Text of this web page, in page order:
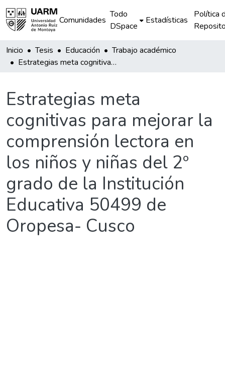
Comunidades
Todo
DSpace
Estadísticas
Política
Inicio Tesis Educación
Trabajo académico
Estrategias meta cognitivas para mejorar la comprensión lectora en los niños y niñas del 2º grado de la Institución Educativa 50499 de Oropesa- Cusco
Estrategias meta
cognitivas para mejorar la
comprensión lectora en
los niños y niñas del 2º
grado de la Institución
Educativa 50499 de
Oropesa- Cusco